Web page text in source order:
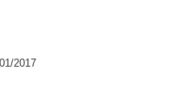
2017